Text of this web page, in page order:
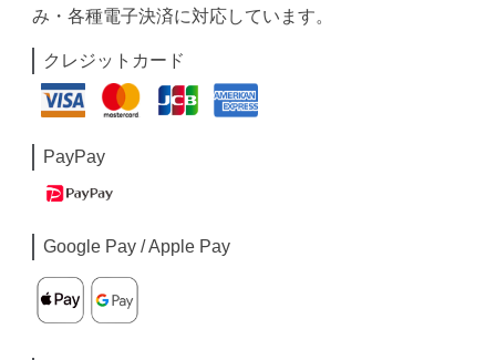
み・各種電子決済に対応しています。
クレジットカード
PayPay
Google Pay / Apple Pay